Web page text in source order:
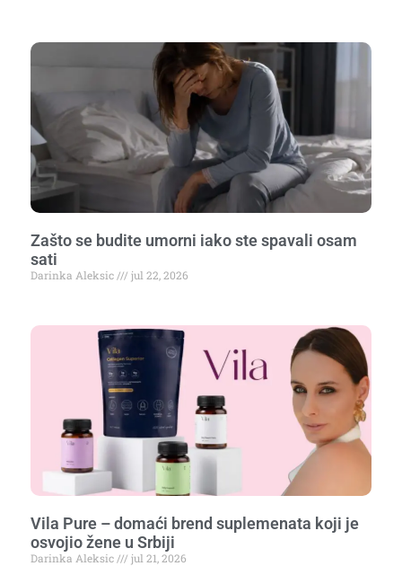
Zašto se budite umorni iako ste spavali osam
sati
Darinka Aleksic jul 22, 2026
Vila Pure – domaći brend suplemenata koji je
osvojio žene u Srbiji
Darinka Aleksic jul 21, 2026